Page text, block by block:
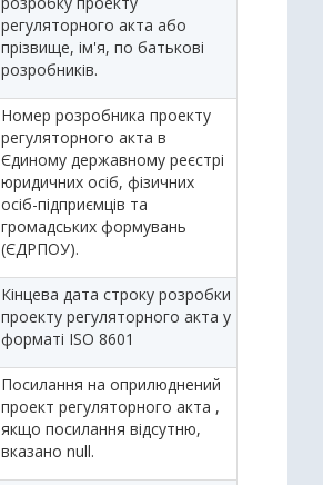
регуляторного акта або
прізвище, ім'я, по батькові
розробників.
Номер розробника проекту
регуляторного акта в
Єдиному державному реєстрі
юридичних осіб, фізичних
осіб-підприємців та
громадських формувань
(ЄДРПОУ).
Кінцева дата строку розробки
проекту регуляторного акта у
форматі ISO 8601
Посилання на оприлюднений
проект регуляторного акта ,
якщо посилання відсутню,
вказано null.